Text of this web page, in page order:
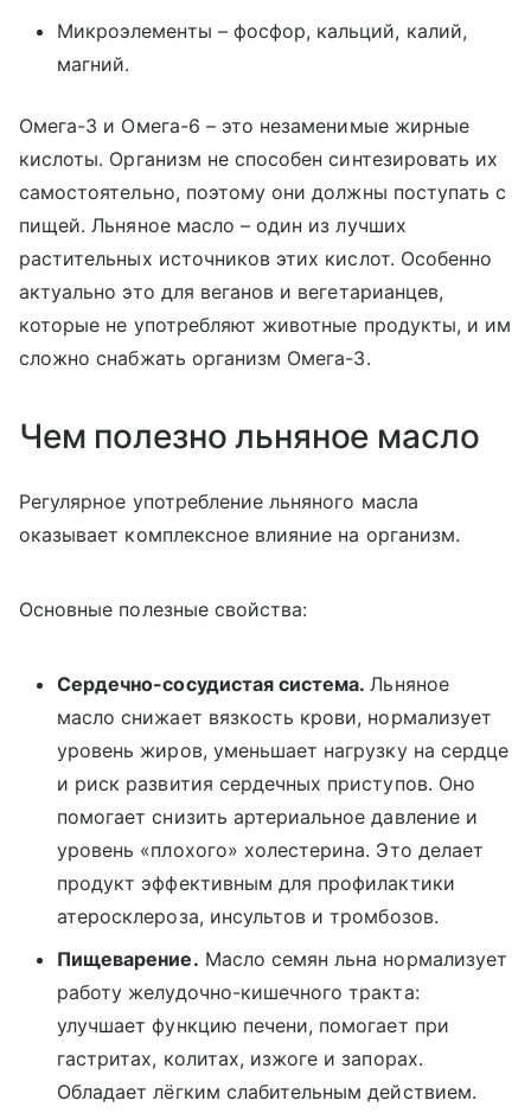
Микроэлементы – фосфор, кальций, калий,
магний.
Омега-3 и Омега-6 – это незаменимые жирные
кислоты. Организм не способен синтезировать их
самостоятельно, поэтому они должны поступать с
пищей. Льняное масло – один из лучших
растительных источников этих кислот. Особенно
актуально это для веганов и вегетарианцев,
которые не употребляют животные продукты, и им
сложно снабжать организм Омега-3.
Чем полезно льняное масло
Регулярное употребление льняного масла
оказывает комплексное влияние на организм.
Основные полезные свойства:
Сердечно-сосудистая система.Льняное
масло снижает вязкость крови, нормализует
уровень жиров, уменьшает нагрузку на сердце
и риск развития сердечных приступов. Оно
помогает снизить артериальное давление и
уровень «плохого» холестерина. Это делает
продукт эффективным для профилактики
атеросклероза, инсультов и тромбозов.
Пищеварение. Масло семян льна нормализует
работу желудочно-кишечного тракта:
улучшает функцию печени, помогает при
гастритах, колитах, изжоге и запорах.
Обладает лёгким слабительным действием.